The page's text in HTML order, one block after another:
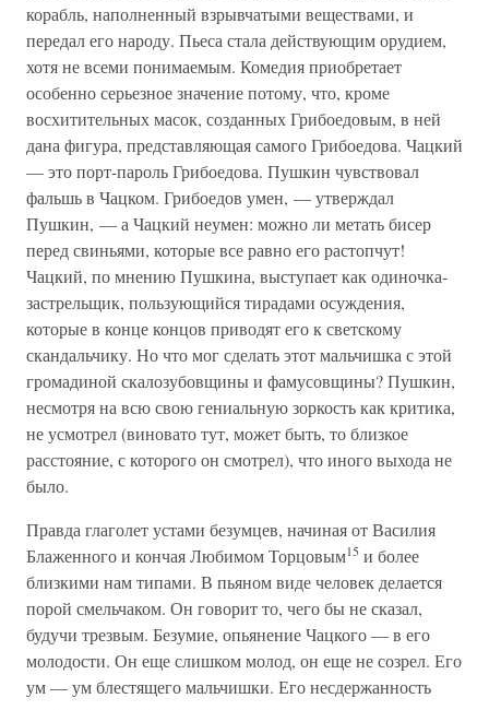
корабль, наполненный взрывчатыми веществами, и
передал его народу. Пьеса стала действующим орудием,
хотя не всеми понимаемым. Комедия приобретает
особенно серьезное значение потому, что, кроме
восхитительных масок, созданных Грибоедовым, в ней
дана фигура, представляющая самого Грибоедова. Чацкий
— это порт-пароль Грибоедова. Пушкин чувствовал
фальшь в Чацком. Грибоедов умен, — утверждал
Пушкин, — а Чацкий неумен: можно ли метать бисер
перед свиньями, которые все равно его растопчут!
Чацкий, по мнению Пушкина, выступает как одиночка-
застрельщик, пользующийся тирадами осуждения,
которые в конце концов приводят его к светскому
скандальчику. Но что мог сделать этот мальчишка с этой
громадиной скалозубовщины и фамусовщины? Пушкин,
несмотря на всю свою гениальную зоркость как критика,
не усмотрел (виновато тут, может быть, то близкое
расстояние, с которого он смотрел), что иного выхода не
было.
Правда глаголет устами безумцев, начиная от Василия
Блаженного и кончая Любимом Торцовым15 и более
близкими нам типами. В пьяном виде человек делается
порой смельчаком. Он говорит то, чего бы не сказал,
будучи трезвым. Безумие, опьянение Чацкого — в его
молодости. Он еще слишком молод, он еще не созрел. Его
ум — ум блестящего мальчишки. Его несдержанность